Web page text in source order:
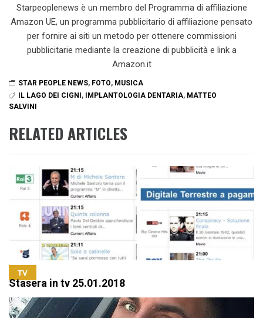
Starpeoplenews è un membro del Programma di affiliazione
Amazon UE, un programma pubblicitario di affiliazione pensato
per fornire ai siti un metodo per ottenere commissioni
pubblicitarie mediante la creazione di pubblicità e link a
Amazon.it
STAR PEOPLE NEWS, FOTO, MUSICA
IL LAGO DEI CIGNI, IMPLANTOLOGIA DENTARIA, MATTEO
SALVINI
RELATED ARTICLES
TV
Stasera in tv 25.01.2018